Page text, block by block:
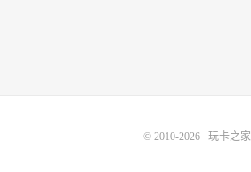
© 2010-2026 玩卡之家